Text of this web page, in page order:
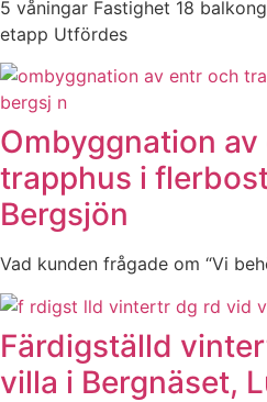
5 våningar Fastighet 18
etapp Utfördes
Ombyggnation av
trapphus i
Bergsjön
Vad kunden frågade om “Vi
Färdigställd
villa i Bergnäset,